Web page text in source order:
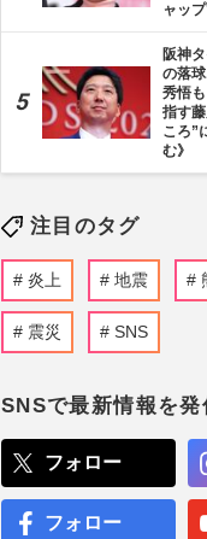
ャッ
阪神
の落
秀悟
指す
ころ”
む》
注目のタグ
炎上 地震
震災 SNS
SNSで最新情報を発
フォロー
フォロー